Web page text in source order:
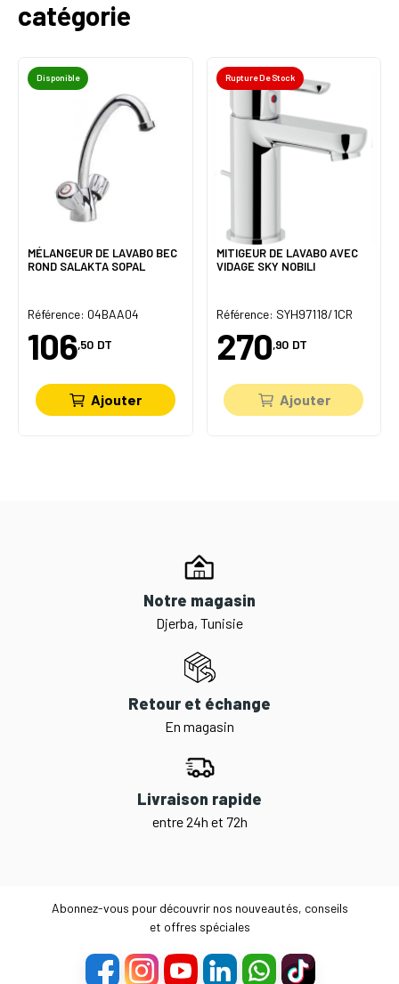
catégorie
Disponible
MÉLANGEUR DE LAVABO BEC
ROND SALAKTA SOPAL
Référence: 04BAA04
106,50 DT
Ajouter
Rupture De Stock
MITIGEUR DE LAVABO AVEC
VIDAGE SKY NOBILI
Référence: SYH97118/1CR
270,90 DT
Ajouter
Notre magasin
Djerba, Tunisie
Retour et échange
En magasin
Livraison rapide
entre 24h et 72h
Abonnez-vous pour découvrir nos nouveautés, conseils
et offres spéciales